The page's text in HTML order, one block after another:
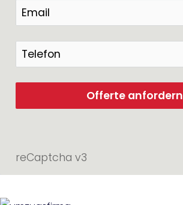
Offerte anfordern
reCaptcha v3